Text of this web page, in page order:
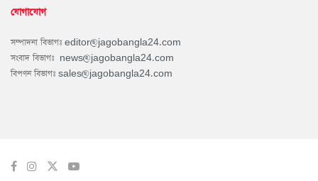
যোগাযোগ
সম্পাদনা বিভাগঃ editor@jagobangla24.com
সংবাদ বিভাগঃ news@jagobangla24.com
বিপণন বিভাগঃ sales@jagobangla24.com